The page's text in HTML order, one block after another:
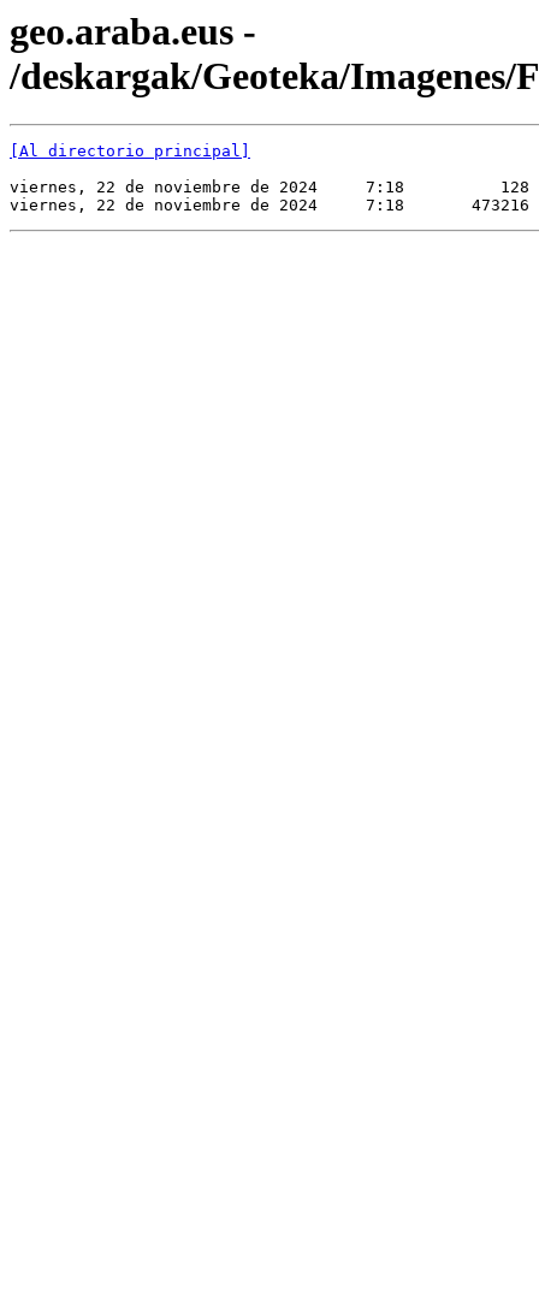
geo.araba.eus -
/deskargak/Geoteka/
[Al directorio principal]
viernes, 22 de noviembre de 2024     7:18          128
viernes, 22 de noviembre de 2024     7:18       473216